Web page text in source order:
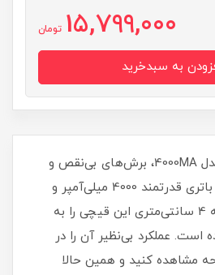
15,799,000 تومان
با قیچی شارژی زوبر مدل 4000MA، برش‌های بی‌نقص و
حرفه‌ای را تجربه کنید! باتری قدرتمند 4000 میلی‌آمپر و
گیربکس پرقدرت، دهنه 4 سانتی‌متری این قیچی را به
است. عملکرد بی‌نظیر آن را در
مشاهده کنید و همین حالا